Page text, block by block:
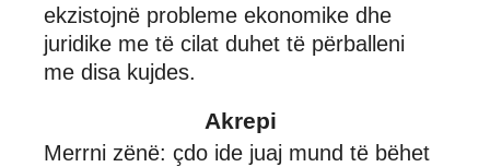
ekzistojnë probleme ekonomike dhe
juridike me të cilat duhet të përballeni
me disa kujdes.
Akrepi
Merrni zënë: çdo ide juaj mund të bëhet